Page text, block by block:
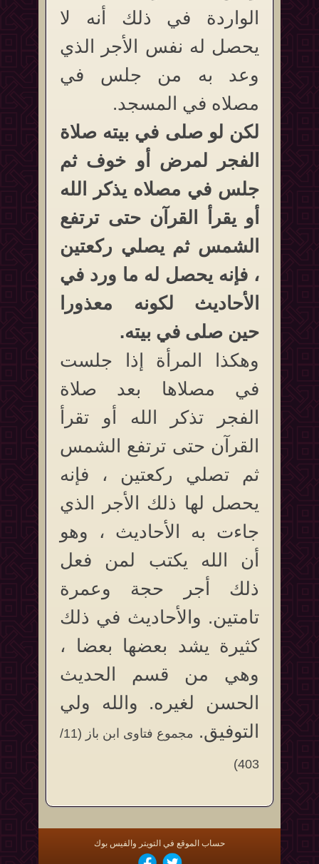
الواردة في ذلك أنه لا
يحصل له نفس الأجر الذي
وعد به من جلس في
مصلاه في المسجد.
لكن لو صلى في بيته صلاة
الفجر لمرض أو خوف ثم
جلس في مصلاه يذكر الله
أو يقرأ القرآن حتى ترتفع
الشمس ثم يصلي ركعتين
، فإنه يحصل له ما ورد في
الأحاديث لكونه معذورا
حين صلى في بيته.
وهكذا المرأة إذا جلست
في مصلاها بعد صلاة
الفجر تذكر الله أو تقرأ
القرآن حتى ترتفع الشمس
ثم تصلي ركعتين ، فإنه
يحصل لها ذلك الأجر الذي
جاءت به الأحاديث ، وهو
أن الله يكتب لمن فعل
ذلك أجر حجة وعمرة
تامتين. والأحاديث في ذلك
كثيرة يشد بعضها بعضا ،
وهي من قسم الحديث
الحسن لغيره. والله ولي
التوفيق.
مجموع فتاوى ابن باز (11/
403)
حساب الموقع في التويتر والفيس بوك